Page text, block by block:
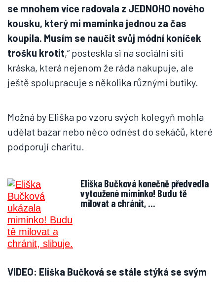
se mnohem více radovala z JEDNOHO nového
kousku, který mi maminka jednou za čas
koupila. Musím se naučit svůj módní koníček
trošku krotit,“ posteskla si na sociální síti
kráska, která nejenom že ráda nakupuje, ale
ještě spolupracuje s několika různými butiky.
Možná by Eliška po vzoru svých kolegyň mohla
udělat bazar nebo něco odnést do sekáčů, které
podporují charitu.
Eliška Bučková konečně předvedla
vytoužené miminko! Budu tě
milovat a chránit, …
VIDEO: Eliška Bučková se stále stýká se svým